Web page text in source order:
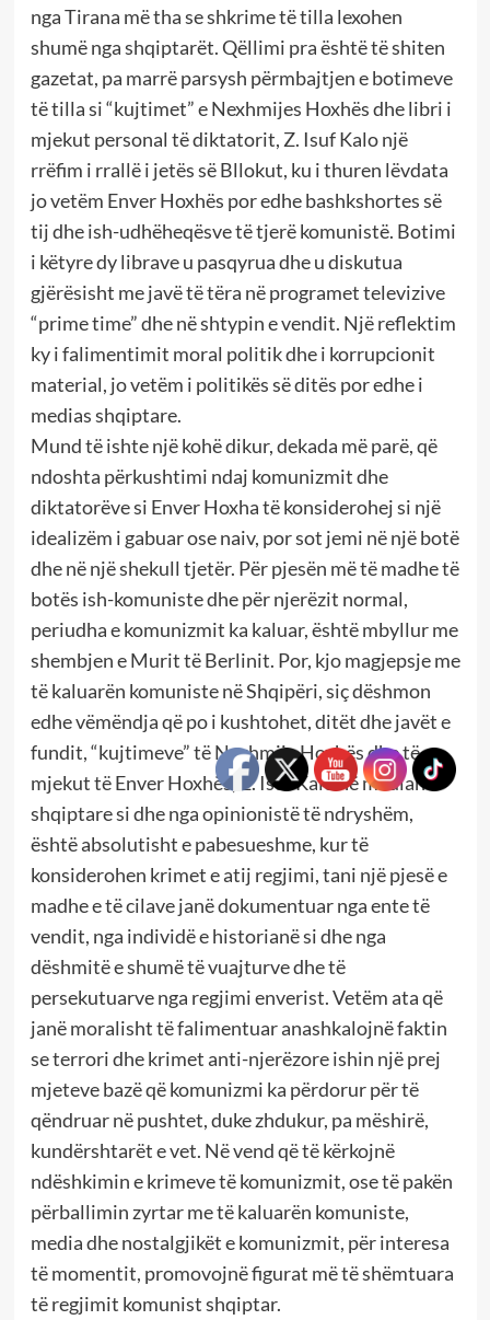
nga Tirana më tha se shkrime të tilla lexohen
shumë nga shqiptarët. Qëllimi pra është të shiten
gazetat, pa marrë parsysh përmbajtjen e botimeve
të tilla si “kujtimet” e Nexhmijes Hoxhës dhe libri i
mjekut personal të diktatorit, Z. Isuf Kalo një
rrëfim i rrallë i jetës së Bllokut, ku i thuren lëvdata
jo vetëm Enver Hoxhës por edhe bashkshortes së
tij dhe ish-udhëheqësve të tjerë komunistë. Botimi
i këtyre dy librave u pasqyrua dhe u diskutua
gjërësisht me javë të tëra në programet televizive
“prime time” dhe në shtypin e vendit. Një reflektim
ky i falimentimit moral politik dhe i korrupcionit
material, jo vetëm i politikës së ditës por edhe i
medias shqiptare.
Mund të ishte një kohë dikur, dekada më parë, që
ndoshta përkushtimi ndaj komunizmit dhe
diktatorëve si Enver Hoxha të konsiderohej si një
idealizëm i gabuar ose naiv, por sot jemi në një botë
dhe në një shekull tjetër. Për pjesën më të madhe të
botës ish-komuniste dhe për njerëzit normal,
periudha e komunizmit ka kaluar, është mbyllur me
shembjen e Murit të Berlinit. Por, kjo magjepsje me
të kaluarën komuniste në Shqipëri, siç dëshmon
edhe vëmëndja që po i kushtohet, ditët dhe javët e
fundit, “kujtimeve” të Nexhmije Hoxhës dhe të
mjekut të Enver Hoxhës, Z. Isuf Kalo në median
shqiptare si dhe nga opinionistë të ndryshëm,
është absolutisht e pabesueshme, kur të
konsiderohen krimet e atij regjimi, tani një pjesë e
madhe e të cilave janë dokumentuar nga ente të
vendit, nga individë e historianë si dhe nga
dëshmitë e shumë të vuajturve dhe të
persekutuarve nga regjimi enverist. Vetëm ata që
janë moralisht të falimentuar anashkalojnë faktin
se terrori dhe krimet anti-njerëzore ishin një prej
mjeteve bazë që komunizmi ka përdorur për të
qëndruar në pushtet, duke zhdukur, pa mëshirë,
kundërshtarët e vet. Në vend që të kërkojnë
ndëshkimin e krimeve të komunizmit, ose të pakën
përballimin zyrtar me të kaluarën komuniste,
media dhe nostalgjikët e komunizmit, për interesa
të momentit, promovojnë figurat më të shëmtuara
të regjimit komunist shqiptar.